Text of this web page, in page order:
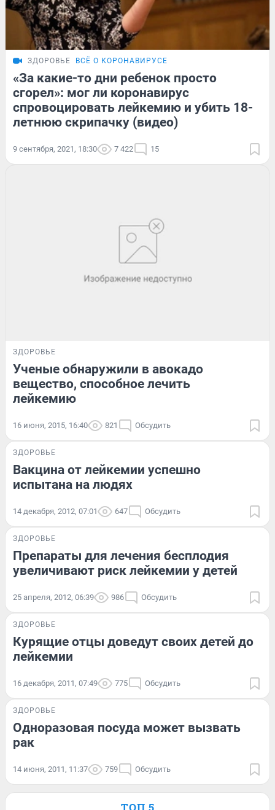
ЗДОРОВЬЕ ВСЁ О КОРОНАВИРУСЕ
«За какие-то дни ребенок просто
сгорел»: мог ли коронавирус
спровоцировать лейкемию и убить 18-
летнюю скрипачку (видео)
9 сентября, 2021, 18:30 7 422 15
ЗДОРОВЬЕ
Ученые обнаружили в авокадо
вещество, способное лечить
лейкемию
16 июня, 2015, 16:40 821 Обсудить
ЗДОРОВЬЕ
Вакцина от лейкемии успешно
испытана на людях
14 декабря, 2012, 07:01 647 Обсудить
ЗДОРОВЬЕ
Препараты для лечения бесплодия
увеличивают риск лейкемии у детей
25 апреля, 2012, 06:39 986 Обсудить
ЗДОРОВЬЕ
Курящие отцы доведут своих детей до
лейкемии
16 декабря, 2011, 07:49 775 Обсудить
ЗДОРОВЬЕ
Одноразовая посуда может вызвать
рак
14 июня, 2011, 11:37 759 Обсудить